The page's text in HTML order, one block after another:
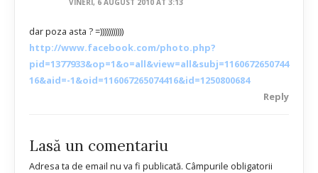
VINERI, 6 AUGUST 2010 AT 3:13
dar poza asta ? =)))))))))))
http://www.facebook.com/photo.php?
pid=1377933&op=1&o=all&view=all&subj=1160672650744
16&aid=-1&oid=116067265074416&id=1250800684
Reply
Lasă un comentariu
Adresa ta de email nu va fi publicată. Câmpurile obligatorii